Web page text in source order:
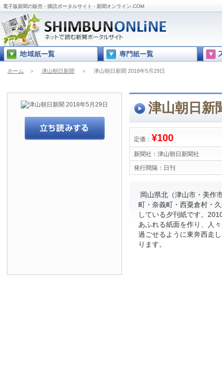
電子版新聞の販売・購読ポータルサイト - 新聞オンライン.COM
ホーム ＞ 津山朝日新聞 ＞ 津山朝日新聞 2018年5月29日
津山朝日新
定価： ¥100
新聞社： 津山朝日新聞社
発行間隔： 日刊
岡山県北（津山市・美作
町・奈義町・西粟倉村・
している夕刊紙です。
あふれる紙面を作り、人
過ごせるように東奔西走
ります。